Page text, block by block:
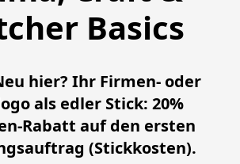
Basics
hier? Ihr Firmen- oder
als edler Stick: 20%
Rabatt auf den ersten
(Stickkosten).